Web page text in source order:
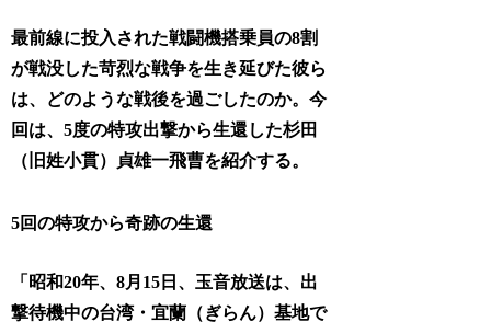
最前線に投入された戦闘機搭乗員の8割
が戦没した苛烈な戦争を生き延びた彼ら
は、どのような戦後を過ごしたのか。今
回は、5度の特攻出撃から生還した杉田
（旧姓小貫）貞雄一飛曹を紹介する。
5回の特攻から奇跡の生還
「昭和20年、8月15日、玉音放送は、出
撃待機中の台湾・宜蘭（ぎらん）基地で